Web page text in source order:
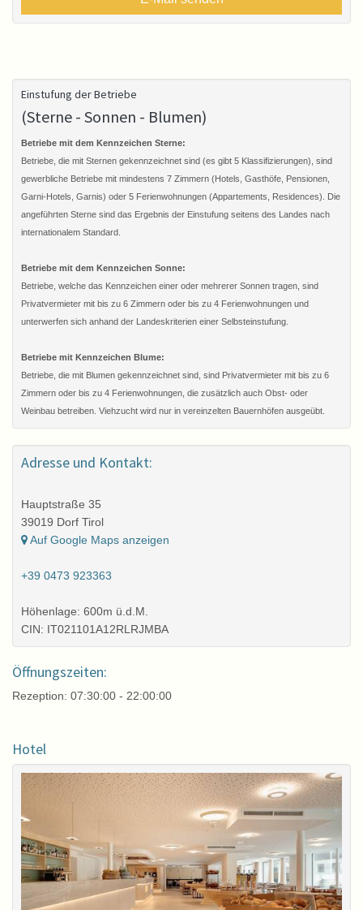
Einstufung der Betriebe
(Sterne - Sonnen - Blumen)
Betriebe mit dem Kennzeichen Sterne:
Betriebe, die mit Sternen gekennzeichnet sind (es gibt 5 Klassifizierungen), sind
gewerbliche Betriebe mit mindestens 7 Zimmern (Hotels, Gasthöfe, Pensionen,
Garni-Hotels, Garnis) oder 5 Ferienwohnungen (Appartements, Residences). Die
angeführten Sterne sind das Ergebnis der Einstufung seitens des Landes nach
internationalem Standard.
Betriebe mit dem Kennzeichen Sonne:
Betriebe, welche das Kennzeichen einer oder mehrerer Sonnen tragen, sind
Privatvermieter mit bis zu 6 Zimmern oder bis zu 4 Ferienwohnungen und
unterwerfen sich anhand der Landeskriterien einer Selbsteinstufung.
Betriebe mit Kennzeichen Blume:
Betriebe, die mit Blumen gekennzeichnet sind, sind Privatvermieter mit bis zu 6
Zimmern oder bis zu 4 Ferienwohnungen, die zusätzlich auch Obst- oder
Weinbau betreiben. Viehzucht wird nur in vereinzelten Bauernhöfen ausgeübt.
Adresse und Kontakt:
Hauptstraße 35
39019 Dorf Tirol
Auf Google Maps anzeigen
+39 0473 923363
Höhenlage: 600m ü.d.M.
CIN: IT021101A12RLRJMBA
Öffnungszeiten:
Rezeption: 07:30:00 - 22:00:00
Hotel